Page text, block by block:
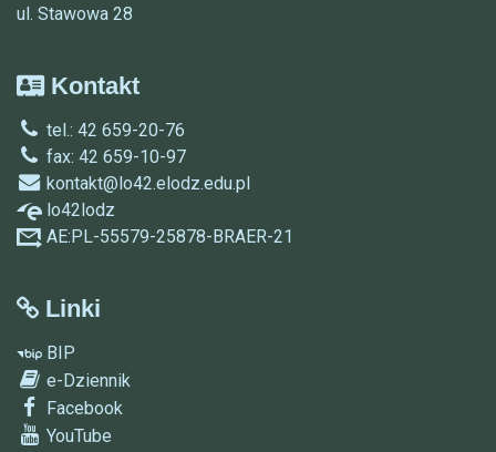
ul. Stawowa 28
Kontakt
tel.: 42 659-20-76
fax: 42 659-10-97
kontakt@lo42.elodz.edu.pl
lo42lodz
AE:PL-55579-25878-BRAER-21
Linki
BIP
e-Dziennik
Facebook
YouTube